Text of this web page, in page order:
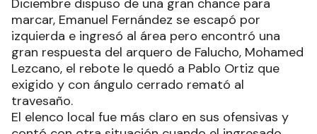
marcar, Emanuel Fernández se escapó por
izquierda e ingresó al área pero encontró una
gran respuesta del arquero de Falucho, Mohamed
Lezcano, el rebote le quedó a Pablo Ortiz que
exigido y con ángulo cerrado remató al
travesaño.
El elenco local fue más claro en sus ofensivas y